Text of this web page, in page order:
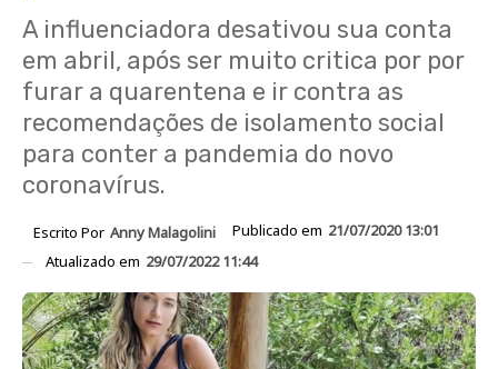
A influenciadora desativou sua conta
em abril, após ser muito critica por por
furar a quarentena e ir contra as
recomendações de isolamento social
para conter a pandemia do novo
coronavírus.
Escrito Por Anny Malagolini Publicado em 21/07/2020 13:01
Atualizado em 29/07/2022 11:44